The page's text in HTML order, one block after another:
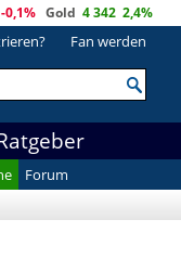
-0,1% Gold 4 342 2,4%
Fan werden
Forum